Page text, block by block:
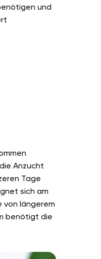
und
Anzucht
Tage
sich am
von längerem
benötigt die